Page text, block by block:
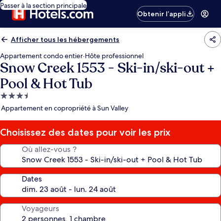
Passer à la section principale
Obtenir l’appli
Afficher tous les hébergements
Appartement condo entier·Hôte professionnel
Snow Creek 1553 - Ski-in/ski-out +
Pool & Hot Tub
Hébergement
3.5 étoiles
Appartement en copropriété à Sun Valley
Choisissez des dates pour voir les prix
Où allez-vous ?
Dates
Voyageurs